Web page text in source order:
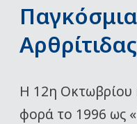
Αρθρίτιδας
Η 12η Οκτωβρίου
φορά το 1996 ως